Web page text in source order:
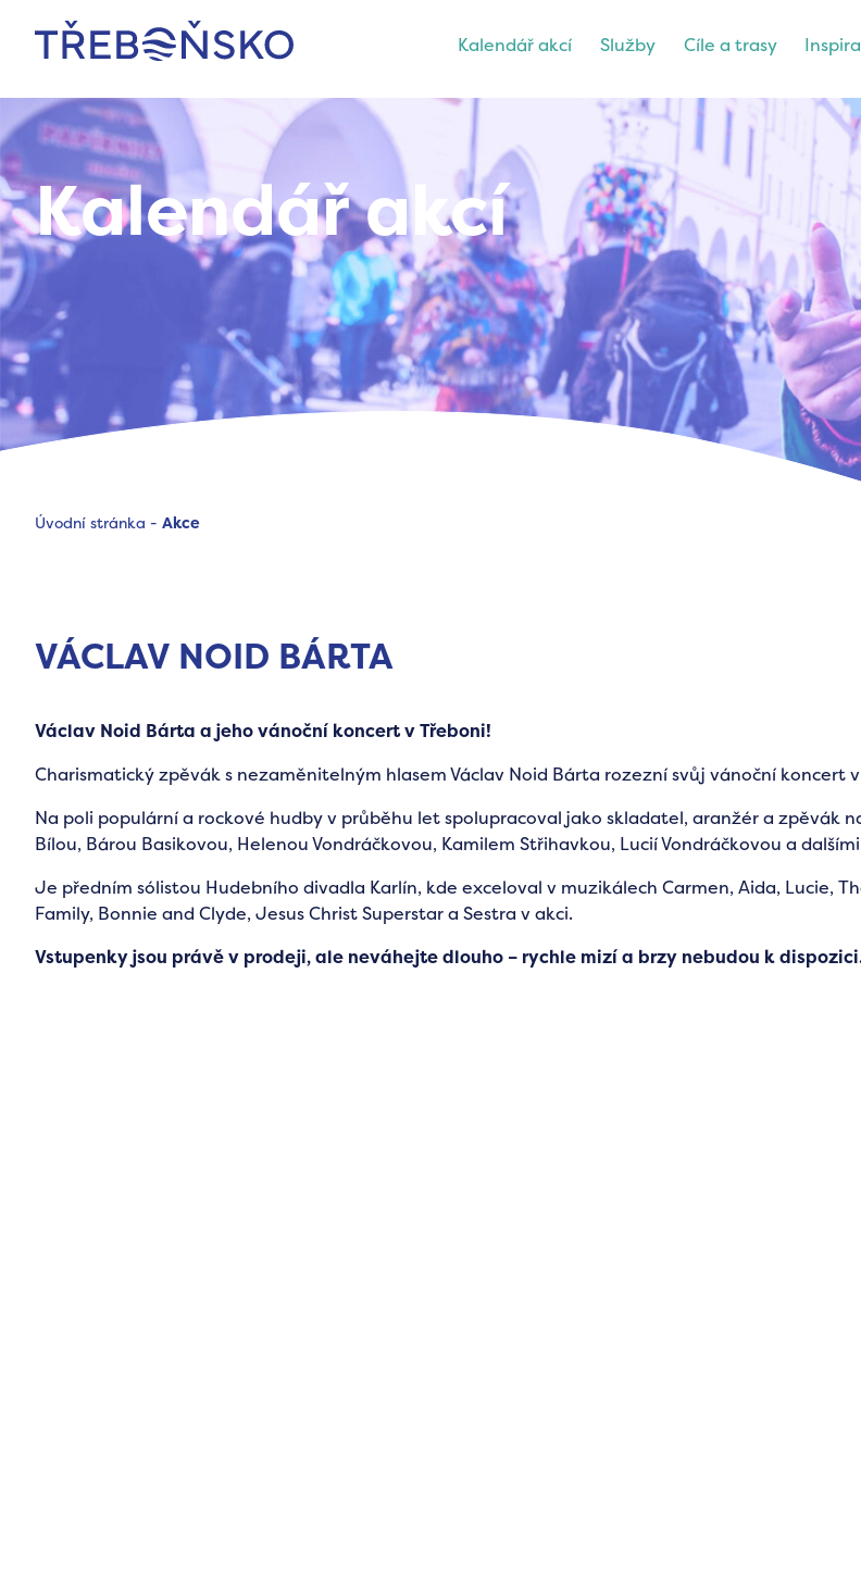
Třeboňsko
Kalendář akcí Služby Cíle a trasy
Kalendář akcí
Úvodní stránka - Akce
VÁCLAV NOID BÁRTA
Václav Noid Bárta a jeho vánoční koncert v Třeboni!
Charismatický zpěvák s nezaměnitelným hlasem Václav Noid Bárta rozezní svůj vánoční koncert
Na poli populární a rockové hudby v průběhu let spolupracoval jako skladatel, aranžér a zpěvák
Bílou, Bárou Basikovou, Helenou Vondráčkovou, Kamilem Střihavkou, Lucií Vondráčkovou a
Je předním sólistou Hudebního divadla Karlín, kde exceloval v muzikálech Carmen, Aida, Lucie,
Family, Bonnie and Clyde, Jesus Christ Superstar a Sestra v akci.
Vstupenky jsou právě v prodeji, ale neváhejte dlouho – rychle mizí a brzy nebudou k